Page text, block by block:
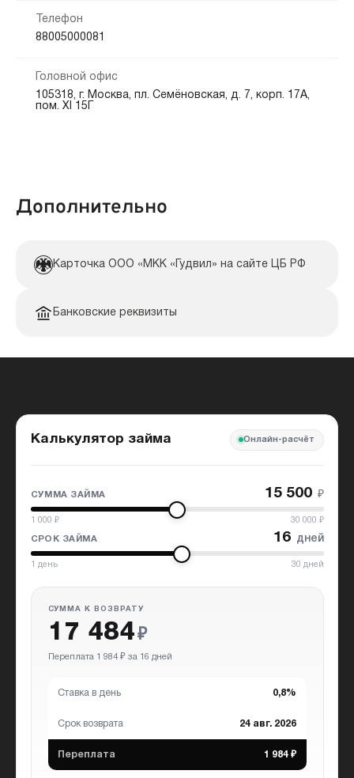
Офис
Салоны связи
Срок продления:
до 0 дн.
Телефон
88005000081
Головной офис
105318, г. Москва, пл. Семёновская, д. 7, корп. 17А,
пом. XI 15Г
Дополнительно
Карточка ООО «МКК «Гудвил» на сайте ЦБ РФ
Банковские реквизиты
Калькулятор займа Онлайн-расчёт
СУММА ЗАЙМА 15 500 ₽
1 000 ₽ 30 000 ₽
СРОК ЗАЙМА 16 дней
1 день 30 дней
СУММА К ВОЗВРАТУ
17 484 ₽
Переплата 1 984 ₽ за 16 дней
Ставка в день 0,8%
Срок возврата 24 авг. 2026
Переплата 1 984 ₽